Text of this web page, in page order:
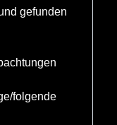
gefunden
folgende